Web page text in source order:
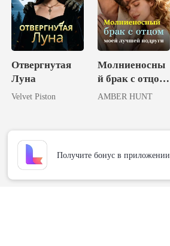
Отвергнутая
Луна
Velvet Piston
Молниеносны
й брак с отцом
моей лучшей
AMBER HUNT
Получите бонус в приложении